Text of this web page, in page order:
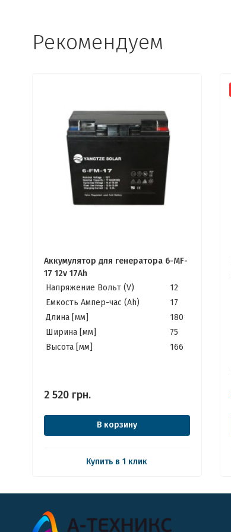
Рекомендуем
Аккумулятор для генератора 6-MF-
17 12v 17Ah
Напряжение Вольт (V)
12
Емкость Ампер-час (Ah)
17
Длина [мм]
180
Ширина [мм]
75
Высота [мм]
166
2 520 грн.
В корзину
Купить в 1 клик